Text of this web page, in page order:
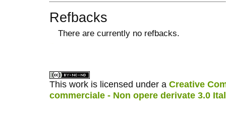
Refbacks
There are currently no refbacks.
This work is licensed under a Creative
commerciale - Non opere derivate 3.0